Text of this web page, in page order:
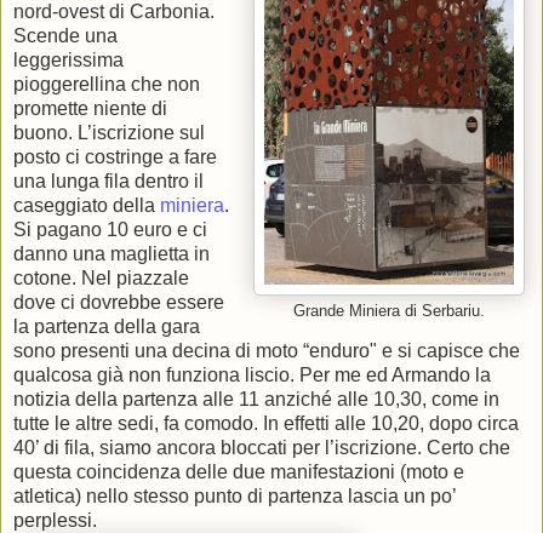
Grande Miniera di Serbariu.
nord-ovest di Carbonia.
Scende una
leggerissima
pioggerellina che non
promette niente di
buono. L’iscrizione sul
posto ci costringe a fare
una lunga fila dentro il
caseggiato della miniera.
Si pagano 10 euro e ci
danno una maglietta in
cotone. Nel piazzale
dove ci dovrebbe essere
la partenza della gara
sono presenti una decina di moto “enduro" e si capisce che
qualcosa già non funziona liscio. Per me ed Armando la
notizia della partenza alle 11 anziché alle 10,30, come in
tutte le altre sedi, fa comodo. In effetti alle 10,20, dopo circa
40’ di fila, siamo ancora bloccati per l’iscrizione. Certo che
questa coincidenza delle due manifestazioni (moto e
atletica) nello stesso punto di partenza lascia un po’
perplessi.